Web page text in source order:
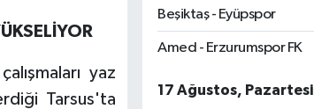
yaz
Tarsus'ta
Beşiktaş - Eyüpspor
Amed - Erzurumspor FK
17 Ağustos, Pazartesi